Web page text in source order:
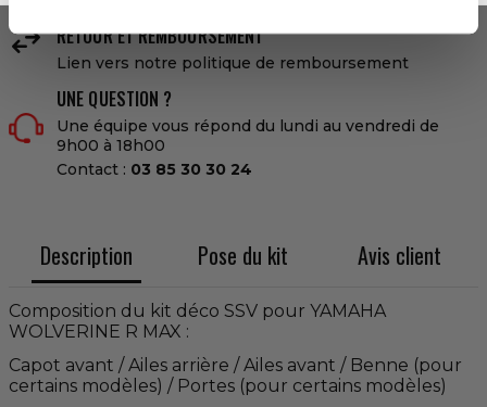
 RETOUR ET REMBOURSEMENT
Lien vers notre politique de remboursement
UNE QUESTION ?
Une équipe vous répond du lundi au vendredi de
9h00 à 18h00
Contact : 03 85 30 30 24
Description Pose du kit Avis client
Composition du kit déco SSV pour YAMAHA
WOLVERINE R MAX :
Capot avant / Ailes arrière / Ailes avant / Benne (pour
certains modèles) / Portes (pour certains modèles)